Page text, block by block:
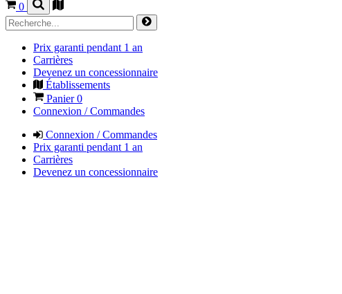
0
Prix garanti pendant 1 an
Carrières
Devenez un concessionnaire
Établissements
Panier0
Connexion / Commandes
Connexion / Commandes
Prix garanti pendant 1 an
Carrières
Devenez un concessionnaire